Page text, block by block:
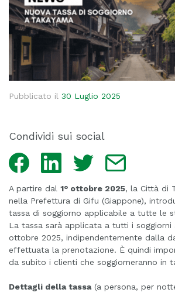
Pubblicato il 30 Luglio 2025
Condividi sui social
Facebook LinkedIn Twitter
A partire dal 1° ottobre 2025, la Città di
nella Prefettura di Gifu (Giappone),
tassa di soggiorno applicabile a tutte le
La tassa sarà applicata a tutti i soggiorni
ottobre 2025, indipendentemente dalla
effettuata la prenotazione. È quindi
da subito i clienti che soggiorneranno in
Dettagli della tassa(a persona, per